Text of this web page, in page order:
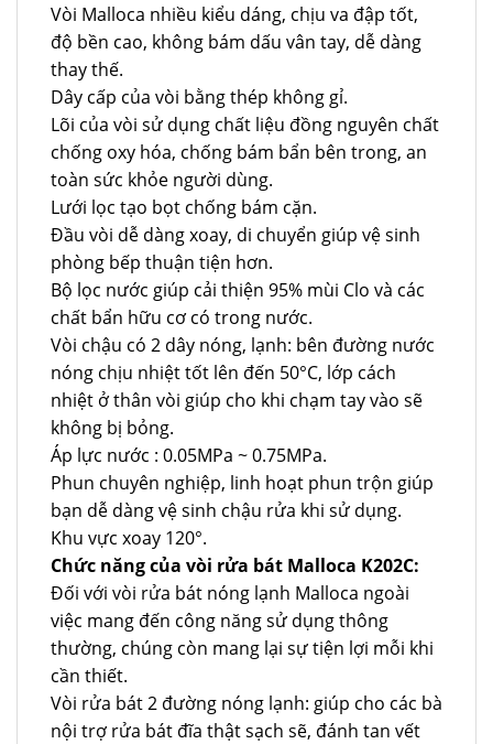
Vòi Malloca nhiều kiểu dáng, chịu va đập tốt,
độ bền cao, không bám dấu vân tay, dễ dàng
thay thế.
Dây cấp của vòi bằng thép không gỉ.
Lõi của vòi sử dụng chất liệu đồng nguyên chất
chống oxy hóa, chống bám bẩn bên trong, an
toàn sức khỏe người dùng.
Lưới lọc tạo bọt chống bám cặn.
Đầu vòi dễ dàng xoay, di chuyển giúp vệ sinh
phòng bếp thuận tiện hơn.
Bộ lọc nước giúp cải thiện 95% mùi Clo và các
chất bẩn hữu cơ có trong nước.
Vòi chậu có 2 dây nóng, lạnh: bên đường nước
nóng chịu nhiệt tốt lên đến 50°C, lớp cách
nhiệt ở thân vòi giúp cho khi chạm tay vào sẽ
không bị bỏng.
Áp lực nước : 0.05MPa ~ 0.75MPa.
Phun chuyên nghiệp, linh hoạt phun trộn giúp
bạn dễ dàng vệ sinh chậu rửa khi sử dụng.
Khu vực xoay 120°.
Chức năng của vòi rửa bát Malloca K202C:
Đối với vòi rửa bát nóng lạnh Malloca ngoài
việc mang đến công năng sử dụng thông
thường, chúng còn mang lại sự tiện lợi mỗi khi
cần thiết.
Vòi rửa bát 2 đường nóng lạnh: giúp cho các bà
nội trợ rửa bát đĩa thật sạch sẽ, đánh tan vết